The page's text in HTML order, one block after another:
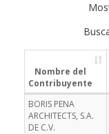
Nombre del
Contribuyente
BORIS PENA
ARCHITECTS, S.A.
DE C.V.